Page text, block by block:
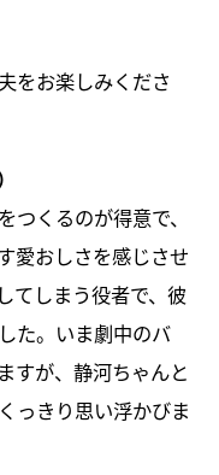
をお楽しみくださ
つくるのが得意で、
愛おしさを感じさせ
てしまう役者で、彼
た。いま劇中のバ
すが、静河ちゃんと
っきり思い浮かびま